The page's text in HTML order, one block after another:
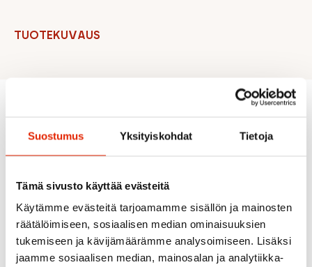
Suostumus Yksityiskohdat Tietoja
Tämä sivusto käyttää evästeitä
Käytämme evästeitä tarjoamamme sisällön ja mainosten
räätälöimiseen, sosiaalisen median ominaisuuksien
tukemiseen ja kävijämäärämme analysoimiseen. Lisäksi
jaamme sosiaalisen median, mainosalan ja analytiikka-
TUOTEKUVAUS
Suositeltua sinulle
UUSI ALE
BURGUNDI